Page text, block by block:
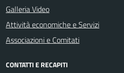
Galleria Video
Attività economiche e Servizi
Associazioni e Comitati
CONTATTI E RECAPITI